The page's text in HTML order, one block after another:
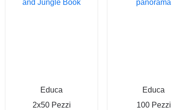
Educa
2x50 Pezzi
Educa
100 Pezzi